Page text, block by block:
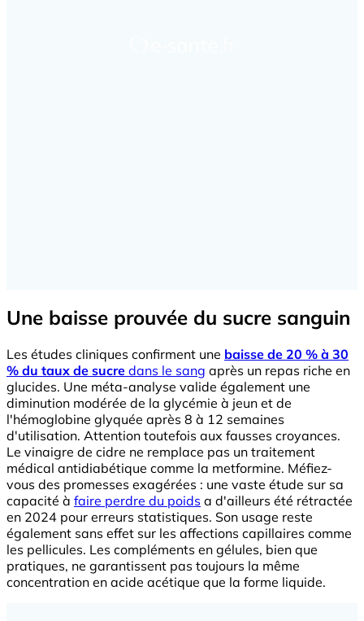
Une baisse prouvée du sucre sanguin
Les études cliniques confirment une baisse de 20 % à 30
% du taux de sucre dans le sang après un repas riche en
glucides. Une méta-analyse valide également une
diminution modérée de la glycémie à jeun et de
l'hémoglobine glyquée après 8 à 12 semaines
d'utilisation. Attention toutefois aux fausses croyances.
Le vinaigre de cidre ne remplace pas un traitement
médical antidiabétique comme la metformine. Méfiez-
vous des promesses exagérées : une vaste étude sur sa
capacité à faire perdre du poids a d'ailleurs été rétractée
en 2024 pour erreurs statistiques. Son usage reste
également sans effet sur les affections capillaires comme
les pellicules. Les compléments en gélules, bien que
pratiques, ne garantissent pas toujours la même
concentration en acide acétique que la forme liquide.